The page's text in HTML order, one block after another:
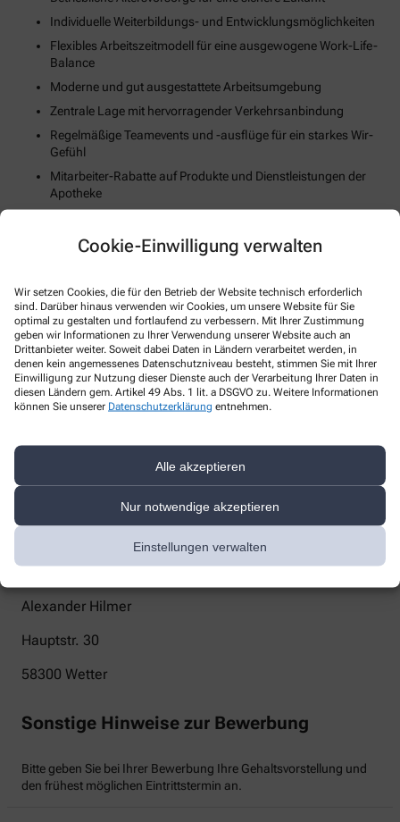
Cookie-Einwilligung verwalten
Wir setzen Cookies, die für den Betrieb der Website technisch erforderlich
sind. Darüber hinaus verwenden wir Cookies, um unsere Website für Sie
optimal zu gestalten und fortlaufend zu verbessern. Mit Ihrer Zustimmung
geben wir Informationen zu Ihrer Verwendung unserer Website auch an
Drittanbieter weiter. Soweit dabei Daten in Ländern verarbeitet werden, in
denen kein angemessenes Datenschutzniveau besteht, stimmen Sie mit Ihrer
Einwilligung zur Nutzung dieser Dienste auch der Verarbeitung Ihrer Daten in
diesen Ländern gem. Artikel 49 Abs. 1 lit. a DSGVO zu. Weitere Informationen
können Sie unserer Datenschutzerklärung entnehmen.
Alle akzeptieren
Nur notwendige akzeptieren
Einstellungen verwalten
Individuelle Weiterbildungs- und Entwicklungsmöglichkeiten
Flexibles Arbeitszeitmodell für eine ausgewogene Work-Life-
Balance
Moderne und gut ausgestattete Arbeitsumgebung
Zentrale Lage mit hervorragender Verkehrsanbindung
Regelmäßige Teamevents und -ausflüge für ein starkes Wir-
Gefühl
Mitarbeiter-Rabatte auf Produkte und Dienstleistungen der
Apotheke
Fortschrittliche Digitalisierungs- und Technologiestrategie
körperlichen Wohlbefindens
So können Sie sich bewerben
E-Mail
+49-2335/6 02 21
Post
Adler-Apotheke
Alexander Hilmer
Hauptstr. 30
58300 Wetter
Sonstige Hinweise zur Bewerbung
Bitte geben Sie bei Ihrer Bewerbung Ihre Gehaltsvorstellung und
den frühest möglichen Eintrittstermin an.